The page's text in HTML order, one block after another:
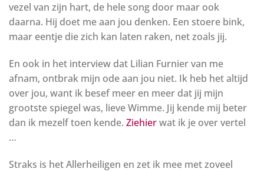
vezel van zijn hart, de hele song door maar ook
daarna. Hij doet me aan jou denken. Een stoere bink,
maar eentje die zich kan laten raken, net zoals jij.
En ook in het interview dat Lilian Furnier van me
afnam, ontbrak mijn ode aan jou niet. Ik heb het altijd
over jou, want ik besef meer en meer dat jij mijn
grootste spiegel was, lieve Wimme. Jij kende mij beter
dan ik mezelf toen kende. Ziehierwat ik je over vertel
…
Straks is het Allerheiligen en zet ik mee met zoveel